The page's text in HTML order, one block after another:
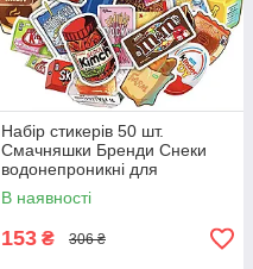
Набір стикерів 50 шт.
Смачняшки Бренди Снеки
водонепроникні для
телефонів, скейтбордів,
ноутбуків та іграшок
В наявності
153 ₴ 306 ₴